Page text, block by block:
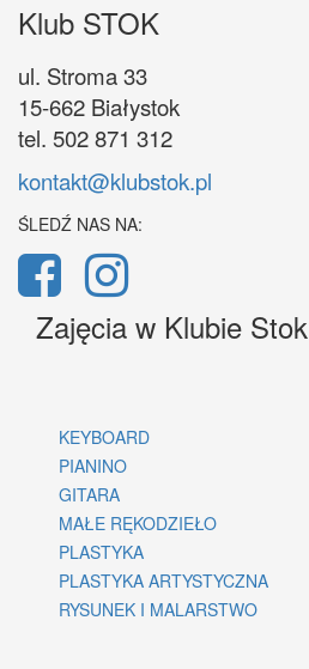
Klub STOK
ul. Stroma 33
15-662 Białystok
tel. 502 871 312
kontakt@klubstok.pl
ŚLEDŹ NAS NA:
Zajęcia w Klubie Stok
KEYBOARD
PIANINO
GITARA
MAŁE RĘKODZIEŁO
PLASTYKA
PLASTYKA ARTYSTYCZNA
RYSUNEK I MALARSTWO